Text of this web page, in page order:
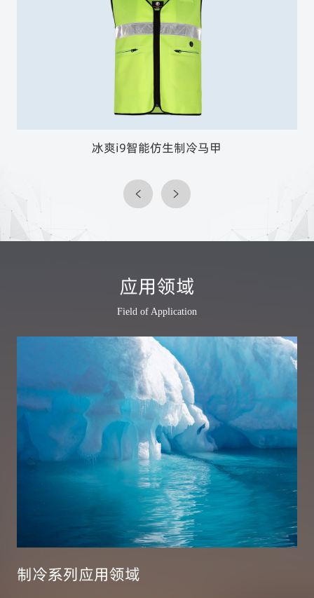
冰爽i9智能仿生制冷马甲
应用领域
Field of Application
制冷系列应用领域